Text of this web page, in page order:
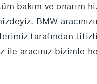
bakım ve onarım
BMW
tarafından
ile aracınız